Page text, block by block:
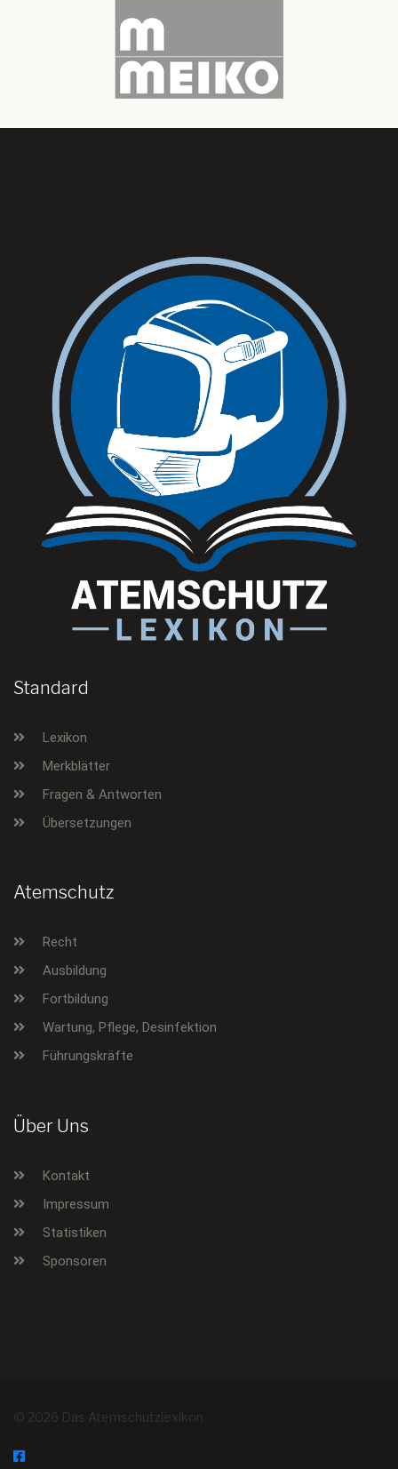
Standard
Lexikon
Merkblätter
Fragen & Antworten
Übersetzungen
Atemschutz
Recht
Ausbildung
Fortbildung
Wartung, Pflege, Desinfektion
Führungskräfte
Über Uns
Kontakt
Impressum
Statistiken
Sponsoren
© 2026 Das Atemschutzlexikon